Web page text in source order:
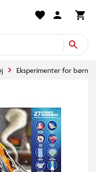
Eksperimenter for børn